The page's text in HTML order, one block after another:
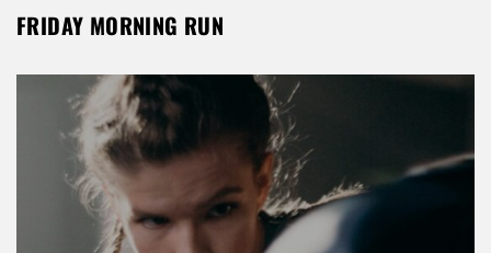
FRIDAY MORNING RUN